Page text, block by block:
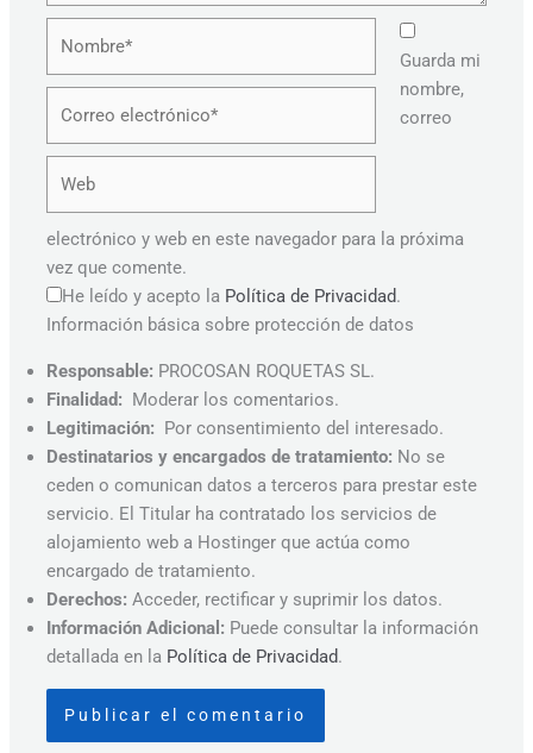
Guarda mi
nombre,
correo
electrónico y web en este navegador para la próxima
vez que comente.
He leído y acepto la Política de Privacidad.
Información básica sobre protección de datos
Responsable: PROCOSAN ROQUETAS SL.
Finalidad: Moderar los comentarios.
Legitimación: Por consentimiento del interesado.
Destinatarios y encargados de tratamiento: No se
ceden o comunican datos a terceros para prestar este
servicio. El Titular ha contratado los servicios de
alojamiento web a Hostinger que actúa como
encargado de tratamiento.
Derechos: Acceder, rectificar y suprimir los datos.
Información Adicional: Puede consultar la información
detallada en la Política de Privacidad.